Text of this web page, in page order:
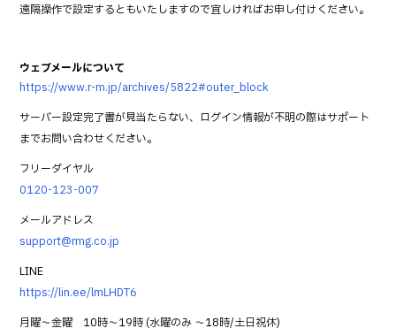
遠隔操作で設定するともいたしますので宜しければお申し付けください。
ウェブメールについて
https://www.r-m.jp/archives/5822#outer_block
サーバー設定完了書が見当たらない、ログイン情報が不明の際はサポート
までお問い合わせください。
フリーダイヤル
0120-123-007
メールアドレス
support@rmg.co.jp
LINE
https://lin.ee/lmLHDT6
月曜～金曜 10時～19時 (水曜のみ ～18時/土日祝休)